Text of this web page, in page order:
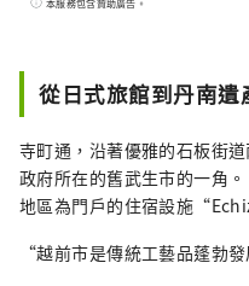
世智慧。 此時
流孕育著未來
前。
本服務包含贊助廣告。
從日式旅館到丹南遺
寺町通，沿著優雅的石板街
政府所在的舊武生市的一角
地區為門戶的住宿設施
“越前市是傳統工藝品蓬勃